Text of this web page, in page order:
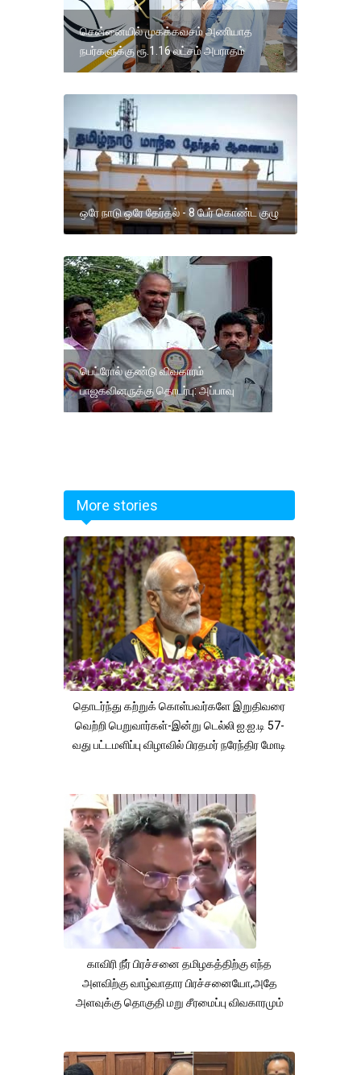
சென்னையில் முகக்கவசம் அணியாத
நபர்களுக்கு ரூ.1.16 லட்சம் அபராதம்
ஒரே நாடு ஒரே தேர்தல் - 8 பேர் கொண்ட குழு
பெட்ரோல் குண்டு விவகாரம்
பாஜகவினருக்கு தொடர்பு: அப்பாவு
More stories
தொடர்ந்து கற்றுக் கொள்பவர்களே இறுதிவரை
வெற்றி பெறுவார்கள்-இன்று டெல்லி ஐ.ஐ.டி 57-
வது பட்டமளிப்பு விழாவில் பிரதமர் நரேந்திர மோடி
காவிரி நீர் பிரச்சனை தமிழகத்திற்கு எந்த
அளவிற்கு வாழ்வாதார பிரச்சனையோ,அதே
அளவுக்கு தொகுதி மறு சீரமைப்பு விவகாரமும்